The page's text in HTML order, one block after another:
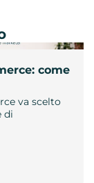
come
va scelto
di